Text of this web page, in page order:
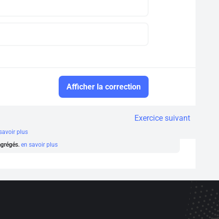
Afficher la correction
Exercice suivant
plus
en savoir plus